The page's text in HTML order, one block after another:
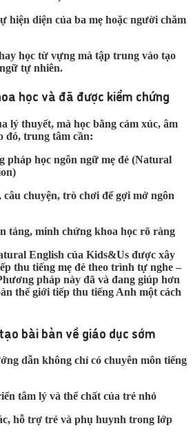
hiện diện của ba mẹ hoặc người chăm
học từ vựng mà tập trung vào tạo
tự nhiên.
học và đã được kiểm chứng
lý thuyết, mà học bằng cảm xúc, âm
đó, trung tâm cần:
pháp học ngôn ngữ mẹ đẻ (Natural
chuyện, trò chơi để gợi mở ngôn
tảng, minh chứng khoa học rõ ràng
English của Kids&Us được xây
thu tiếng mẹ đẻ theo trình tự nghe –
pháp này đã và đang giúp hơn
thế giới tiếp thu tiếng Anh một cách
bài bản về giáo dục sớm
dẫn không chỉ có chuyên môn tiếng
tâm lý và thể chất của trẻ nhỏ
hỗ trợ trẻ và phụ huynh trong lớp